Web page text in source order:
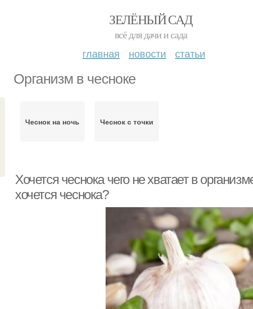
ЗЕЛЁНЫЙ САД
всё для дачи и сада
главная новости статьи
Организм в чесноке
Чеснок на ночь Чеснок с точки
Хочется чеснока чего не хватает в
хочется чеснока?